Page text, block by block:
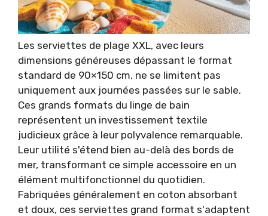
Les serviettes de plage XXL, avec leurs
dimensions généreuses dépassant le format
standard de 90×150 cm, ne se limitent pas
uniquement aux journées passées sur le sable.
Ces grands formats du linge de bain
représentent un investissement textile
judicieux grâce à leur polyvalence remarquable.
Leur utilité s'étend bien au-delà des bords de
mer, transformant ce simple accessoire en un
élément multifonctionnel du quotidien.
Fabriquées généralement en coton absorbant
et doux, ces serviettes grand format s'adaptent